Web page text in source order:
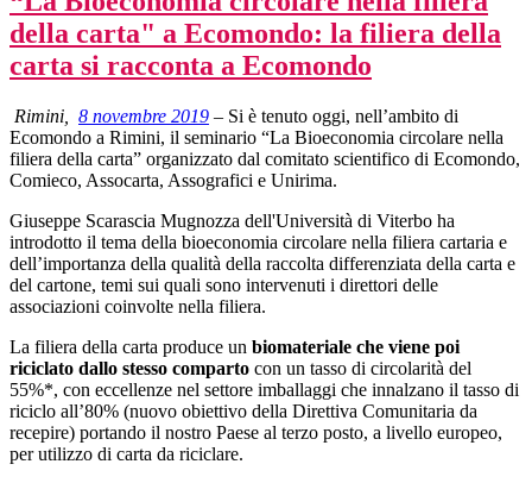
della carta" a Ecomondo: la filiera della
carta si racconta a Ecomondo
Rimini, 8 novembre 2019 – Si è tenuto oggi, nell’ambito di
Ecomondo a Rimini, il seminario “La Bioeconomia circolare nella
filiera della carta” organizzato dal comitato scientifico di Ecomondo,
Comieco, Assocarta, Assografici e Unirima.
Giuseppe Scarascia Mugnozza dell'Università di Viterbo ha
introdotto il tema della bioeconomia circolare nella filiera cartaria e
dell’importanza della qualità della raccolta differenziata della carta e
del cartone, temi sui quali sono intervenuti i direttori delle
associazioni coinvolte nella filiera.
La filiera della carta produce un biomateriale che viene poi
riciclato dallo stesso comparto con un tasso di circolarità del
55%*, con eccellenze nel settore imballaggi che innalzano il tasso di
riciclo all’80% (nuovo obiettivo della Direttiva Comunitaria da
recepire) portando il nostro Paese al terzo posto, a livello europeo,
per utilizzo di carta da riciclare.